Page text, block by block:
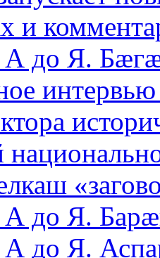
и
А до Я.
А до Я.
А до Я.